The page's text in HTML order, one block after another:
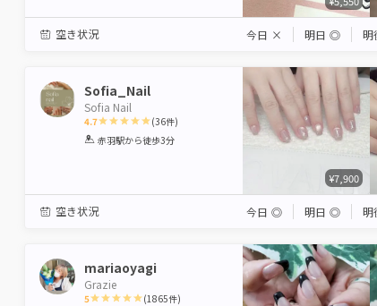
空き状況 今日 × 明日 ◎ 明
Sofia_Nail
Sofia Nail
4.7
1 2 3 4 5
(36件)
赤羽駅から徒歩3分
¥7,900
空き状況 今日 ◎ 明日 ◎ 明
mariaoyagi
Grazie
5 (1865件)